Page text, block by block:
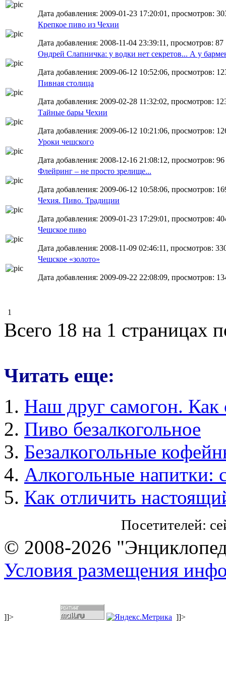
Дата добавления: 2009-01-23 17:20:01, просмотров:
Крепкое пиво из Чехии
Дата добавления: 2008-11-04 23:39:11, просмотров: 87
Ондрей Слапничка: у водки нет секретов... А у
Дата добавления: 2009-06-12 10:52:06, просмотров:
Пивная столица
Дата добавления: 2009-02-28 11:32:02, просмотров:
Тайные бары Чехии
Дата добавления: 2009-06-12 10:21:06, просмотров:
Уроки чешского
Дата добавления: 2008-12-16 21:08:12, просмотров: 96
Флейринг – не просто зрелище...
Дата добавления: 2009-06-12 10:58:06, просмотров:
Чехия. Пиво. Традиции
Дата добавления: 2009-01-23 17:29:01, просмотров:
Чешское пиво
Дата добавления: 2008-11-09 02:46:11, просмотров:
Чешское «золото»
Дата добавления: 2009-09-22 22:08:09, просмотров:
1
Всего 18 на 1 страницах
Читать еще:
Наш друг самогон. Как
Пиво безалкогольное
Безалкогольные
Алкогольные напитки:
Как отличить
Посетителей:
© 2008-2026
Условия размещения
]]> ]]>